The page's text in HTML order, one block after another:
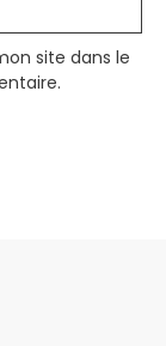
site dans le